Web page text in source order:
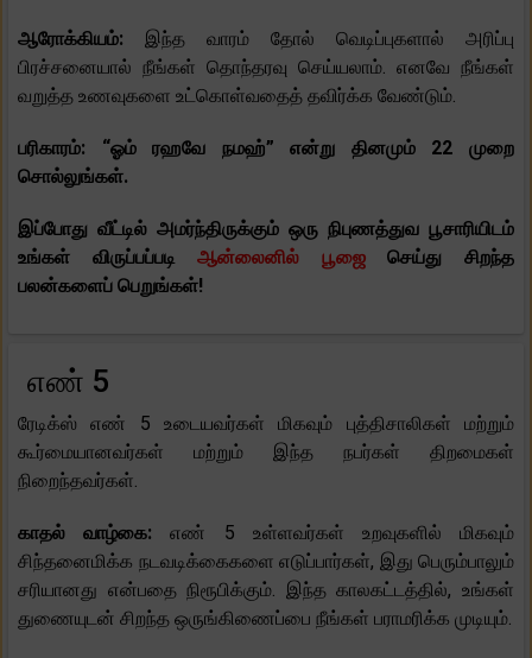
ஆரோக்கியம்: இந்த வாரம் தோல் வெடிப்புகளால் அரிப்பு
பிரச்சனையால் நீங்கள் தொந்தரவு செய்யலாம். எனவே நீங்கள்
வறுத்த உணவுகளை உட்கொள்வதைத் தவிர்க்க வேண்டும்.
பரிகாரம்: “ஓம் ரஹவே நமஹ்” என்று தினமும் 22 முறை
சொல்லுங்கள்.
இப்போது வீட்டில் அமர்ந்திருக்கும் ஒரு நிபுணத்துவ பூசாரியிடம்
உங்கள் விருப்பப்படிஆன்லைனில் பூஜைசெய்து சிறந்த
பலன்களைப் பெறுங்கள்!
எண் 5
ரேடிக்ஸ் எண் 5 உடையவர்கள் மிகவும் புத்திசாலிகள் மற்றும்
கூர்மையானவர்கள் மற்றும் இந்த நபர்கள் திறமைகள்
நிறைந்தவர்கள்.
காதல் வாழ்கை:எண் 5 உள்ளவர்கள் உறவுகளில் மிகவும்
சிந்தனைமிக்க நடவடிக்கைகளை எடுப்பார்கள், இது பெரும்பாலும்
சரியானது என்பதை நிரூபிக்கும். இந்த காலகட்டத்தில், உங்கள்
துணையுடன் சிறந்த ஒருங்கிணைப்பை நீங்கள் பராமரிக்க முடியும்.